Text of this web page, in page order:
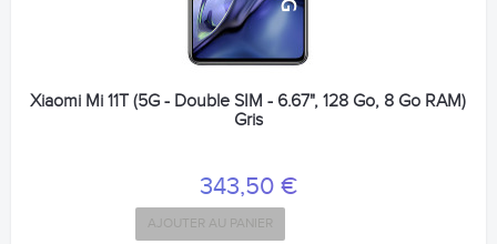
Xiaomi Mi 11T (5G - Double SIM - 6.67", 128 Go, 8 Go RAM)
Gris
343,50 €
AJOUTER AU PANIER